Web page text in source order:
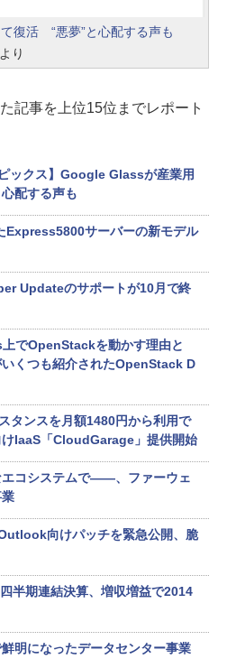
復活 “悪夢”と心配する声も
り
記事を上位15位までレポート
ックス】Google Glassが産業用
配する声も
Express5800サーバーの新モデル
Updateのサポートが10月で終
でOpenStackを動かす理由と
くつも紹介されたOpenStack D
タンスを月額1480円から利用で
けIaaS「CloudGarage」提供開始
エコシステムで――、ファーウェ
向けパッチを緊急公開、脆
半期連結決算、増収増益で2014
明になったデータセンター事業